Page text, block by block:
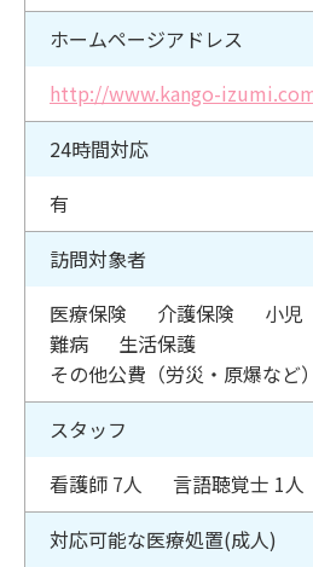
ホームページアドレス
http://www.kango-
24時間対応
有
訪問対象者
医療保険
介護保険 小児
難病
生活保護
その他公費（労災・原爆など）
スタッフ
看護師 7人
言語聴覚士 1人
対応可能な医療処置(成人)